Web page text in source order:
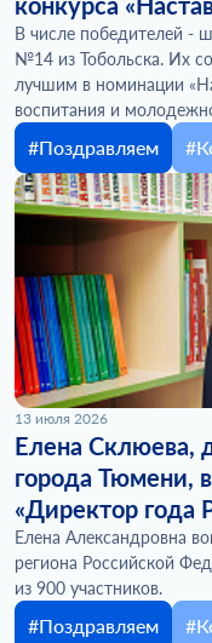
В числе победителей
№14 из Тобольска. Их
лучшим в номинации
воспитания и
#Поздравляем
13 июля 2026
Елена
города Тюмени,
«Директор года
Елена Александровна
региона Российской
из 900 участников.
#Поздравляем